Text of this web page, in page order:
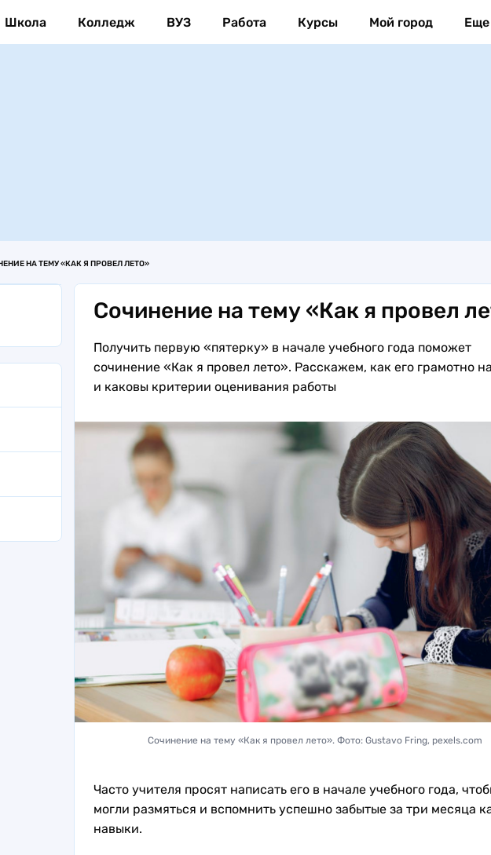
Школа Колледж ВУЗ Работа Курсы Мой город Еще
НА ТЕМУ «КАК Я ПРОВЕЛ ЛЕТО»
Сочинение на тему «Как я провел
Получить первую «пятерку» в начале учебного года поможет
сочинение «Как я провел лето». Расскажем, как его грамотно
и каковы критерии оценивания работы
Сочинение на тему «Как я провел лето». Фото: Gustavo Fring, pexels.com
Часто учителя просят написать его в начале учебного года,
могли размяться и вспомнить успешно забытые за три месяца
навыки.